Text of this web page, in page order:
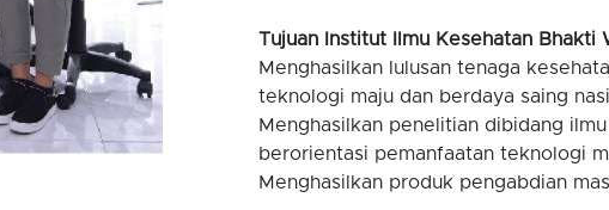
Tujuan Institut Ilmu Kesehatan Bhakti
Menghasilkan lulusan tenaga
teknologi maju dan berdaya saing
Menghasilkan penelitian dibidang
berorientasi pemanfaatan teknologi
Menghasilkan produk pengabdian